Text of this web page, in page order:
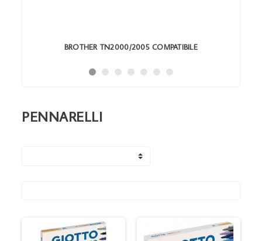
BROTHER TN2000/2005 COMPATIBILE
PENNARELLI